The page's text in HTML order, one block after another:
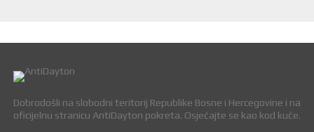
Dobrodošli na slobodni teritorij Republike Bosne i Hercegovine i na
oficijelnu stranicu AntiDayton pokreta. Osjećajte se kao kod kuće.